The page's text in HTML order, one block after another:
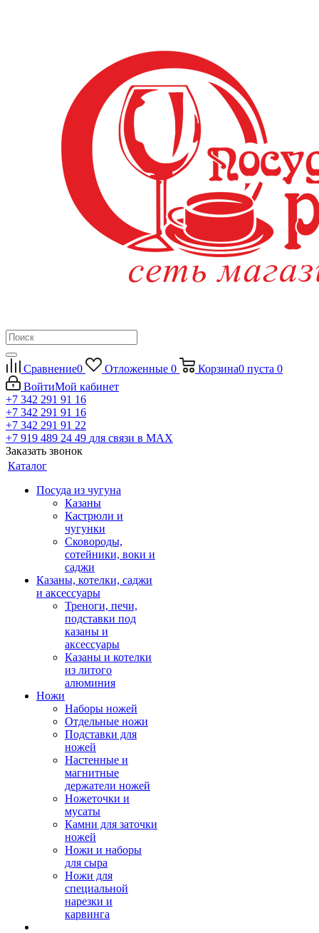
Сравнение0 Отложенные 0 Корзина0 пуста 0
ВойтиМой кабинет
+7 342 291 91 16
+7 342 291 91 16
+7 342 291 91 22
+7 919 489 24 49 для связи в МАХ
Заказать звонок
Каталог
Посуда из чугуна
Казаны
Кастрюли и
чугунки
Сковороды,
сотейники, воки и
саджи
Казаны, котелки, саджи
и аксессуары
Треноги, печи,
подставки под
казаны и
аксессуары
Казаны и котелки
из литого
алюминия
Ножи
Наборы ножей
Отдельные ножи
Подставки для
ножей
Настенные и
магнитные
держатели ножей
Ножеточки и
мусаты
Камни для заточки
ножей
Ножи и наборы
для сыра
Ножи для
специальной
нарезки и
карвинга